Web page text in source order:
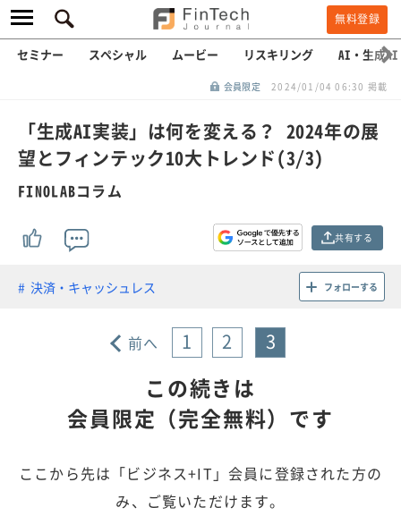
無料登録
セミナー スペシャル ムービー リスキリング AI・生成AI
会員限定 2024/01/04 06:30 掲載
「生成AI実装」は何を変える？ 2024年の展
望とフィンテック10大トレンド(3/3)
FINOLABコラム
共有する
決済・キャッシュレス フォローする
前へ 1 2 3
この続きは
会員限定（完全無料）です
ここから先は「ビジネス+IT」会員に登録された方の
み、ご覧いただけます。